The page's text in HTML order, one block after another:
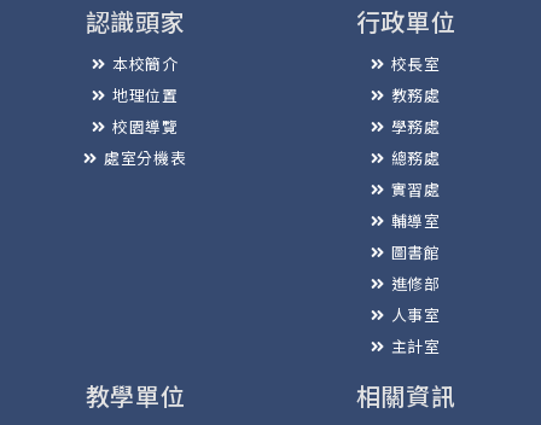
認識頭家
本校簡介
地理位置
校園導覽
處室分機表
行政單位
校長室
教務處
學務處
總務處
實習處
輔導室
圖書館
進修部
人事室
主計室
教學單位 相關資訊